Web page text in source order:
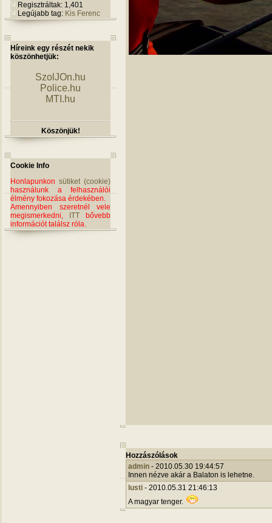
Regisztráltak: 1,401
Legújabb tag: Kis Ferenc
Híreink egy részét nekik
köszönhetjük:
SzolJOn.hu
Police.hu
MTI.hu
Köszönjük!
Cookie Info
Honlapunkon sütiket (cookie)
használunk a felhasználói
élmény fokozása érdekében.
Amennyiben szeretnél vele
megismerkedni,
ITT bővebb
információt találsz róla.
Hozzászólások
admin - 2010.05.30 19:44:57
Innen nézve akár a Balaton is lehetne.
lusti - 2010.05.31 21:46:13
A magyar tenger.